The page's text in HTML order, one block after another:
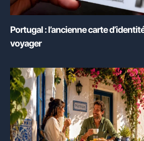
Portugal : l’ancienne carte
voyager